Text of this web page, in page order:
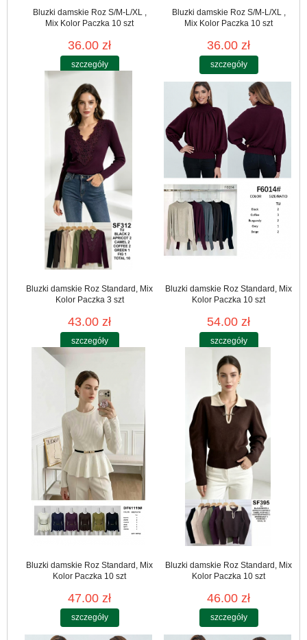
Bluzki damskie Roz S/M-L/XL ,
Mix Kolor Paczka 10 szt
36.00 zł
szczegóły
Bluzki damskie Roz S/M-L/XL ,
Mix Kolor Paczka 10 szt
36.00 zł
szczegóły
Bluzki damskie Roz Standard, Mix
Kolor Paczka 3 szt
43.00 zł
szczegóły
Bluzki damskie Roz Standard, Mix
Kolor Paczka 10 szt
54.00 zł
szczegóły
Bluzki damskie Roz Standard, Mix
Kolor Paczka 10 szt
47.00 zł
szczegóły
Bluzki damskie Roz Standard, Mix
Kolor Paczka 10 szt
46.00 zł
szczegóły